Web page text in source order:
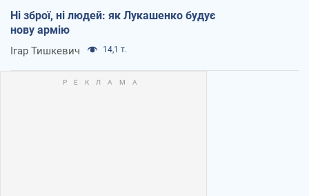
Ні зброї, ні людей: як Лукашенко будує
нову армію
Ігар Тишкевич 14,1 т.